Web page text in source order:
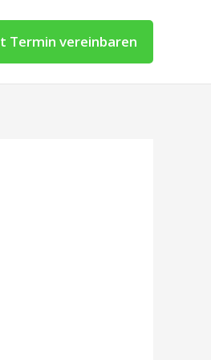
Termin vereinbaren